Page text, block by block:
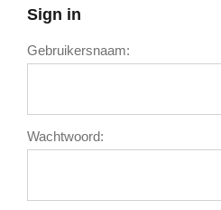
Sign in
Gebruikersnaam:
Wachtwoord: